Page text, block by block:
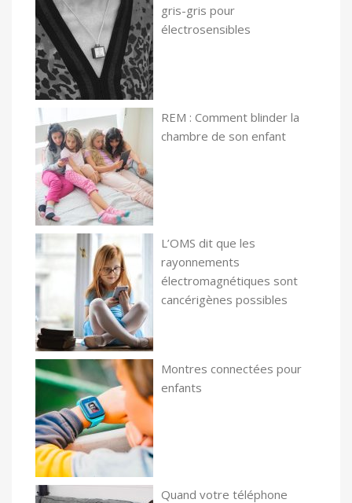
gris-gris pour
électrosensibles
REM : Comment blinder la
chambre de son enfant
L’OMS dit que les
rayonnements
électromagnétiques sont
cancérigènes possibles
Montres connectées pour
enfants
Quand votre téléphone